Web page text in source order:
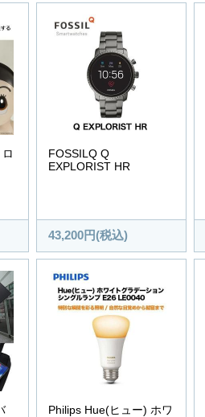
FOSSILQ Q
EXPLORIST HR
43,200円(税込)
Philips Hue(ヒュー) ホワ